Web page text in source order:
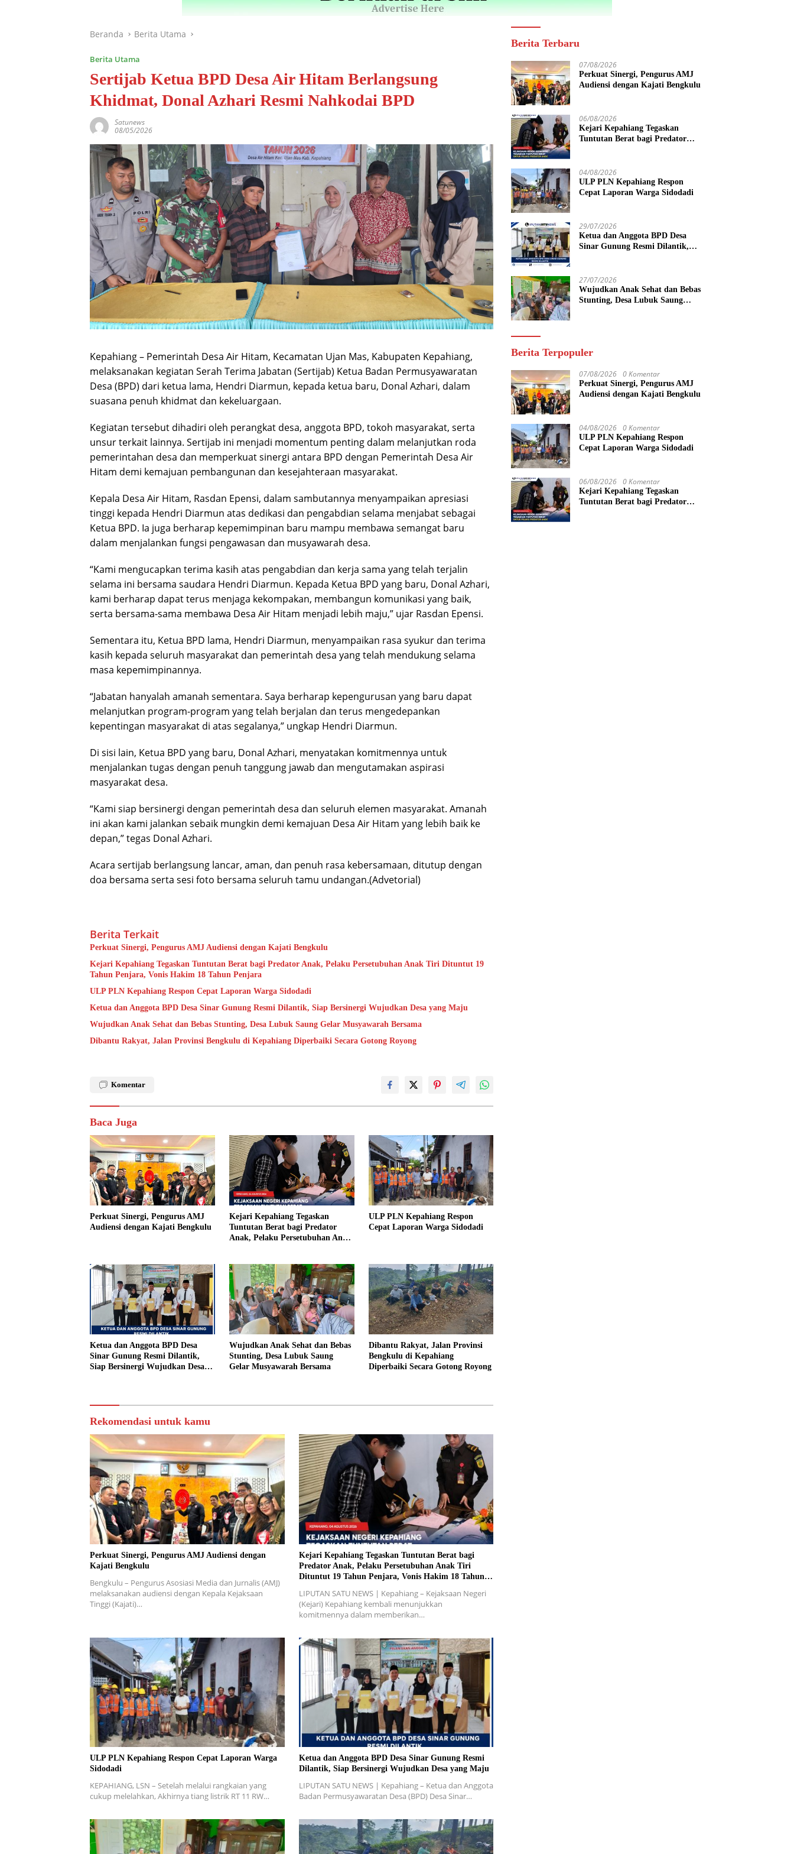
Beranda Berita Utama
Berita Utama
Sertijab Ketua BPD Desa Air Hitam Berlangsung
Khidmat, Donal Azhari Resmi Nahkodai BPD
Satunews
08/05/2026
Kepahiang – Pemerintah Desa Air Hitam, Kecamatan Ujan Mas, Kabupaten Kepahiang,
melaksanakan kegiatan Serah Terima Jabatan (Sertijab) Ketua Badan Permusyawaratan
Desa (BPD) dari ketua lama, Hendri Diarmun, kepada ketua baru, Donal Azhari, dalam
suasana penuh khidmat dan kekeluargaan.
Kegiatan tersebut dihadiri oleh perangkat desa, anggota BPD, tokoh masyarakat, serta
unsur terkait lainnya. Sertijab ini menjadi momentum penting dalam melanjutkan roda
pemerintahan desa dan memperkuat sinergi antara BPD dengan Pemerintah Desa Air
Hitam demi kemajuan pembangunan dan kesejahteraan masyarakat.
Kepala Desa Air Hitam, Rasdan Epensi, dalam sambutannya menyampaikan apresiasi
tinggi kepada Hendri Diarmun atas dedikasi dan pengabdian selama menjabat sebagai
Ketua BPD. Ia juga berharap kepemimpinan baru mampu membawa semangat baru
dalam menjalankan fungsi pengawasan dan musyawarah desa.
“Kami mengucapkan terima kasih atas pengabdian dan kerja sama yang telah terjalin
selama ini bersama saudara Hendri Diarmun. Kepada Ketua BPD yang baru, Donal Azhari,
kami berharap dapat terus menjaga kekompakan, membangun komunikasi yang baik,
serta bersama-sama membawa Desa Air Hitam menjadi lebih maju,” ujar Rasdan Epensi.
Sementara itu, Ketua BPD lama, Hendri Diarmun, menyampaikan rasa syukur dan terima
kasih kepada seluruh masyarakat dan pemerintah desa yang telah mendukung selama
masa kepemimpinannya.
“Jabatan hanyalah amanah sementara. Saya berharap kepengurusan yang baru dapat
melanjutkan program-program yang telah berjalan dan terus mengedepankan
kepentingan masyarakat di atas segalanya,” ungkap Hendri Diarmun.
Di sisi lain, Ketua BPD yang baru, Donal Azhari, menyatakan komitmennya untuk
menjalankan tugas dengan penuh tanggung jawab dan mengutamakan aspirasi
masyarakat desa.
“Kami siap bersinergi dengan pemerintah desa dan seluruh elemen masyarakat. Amanah
ini akan kami jalankan sebaik mungkin demi kemajuan Desa Air Hitam yang lebih baik ke
depan,” tegas Donal Azhari.
Acara sertijab berlangsung lancar, aman, dan penuh rasa kebersamaan, ditutup dengan
doa bersama serta sesi foto bersama seluruh tamu undangan.(Advetorial)
Berita Terkait
Perkuat Sinergi, Pengurus AMJ Audiensi dengan Kajati Bengkulu
Kejari Kepahiang Tegaskan Tuntutan Berat bagi Predator Anak, Pelaku Persetubuhan Anak Tiri Dituntut 19
Tahun Penjara, Vonis Hakim 18 Tahun Penjara
ULP PLN Kepahiang Respon Cepat Laporan Warga Sidodadi
Ketua dan Anggota BPD Desa Sinar Gunung Resmi Dilantik, Siap Bersinergi Wujudkan Desa yang Maju
Wujudkan Anak Sehat dan Bebas Stunting, Desa Lubuk Saung Gelar Musyawarah Bersama
Dibantu Rakyat, Jalan Provinsi Bengkulu di Kepahiang Diperbaiki Secara Gotong Royong
Komentar
Baca Juga
Perkuat Sinergi, Pengurus AMJ
Audiensi dengan Kajati Bengkulu
Kejari Kepahiang Tegaskan
Tuntutan Berat bagi Predator
Anak, Pelaku Persetubuhan Anak
ULP PLN Kepahiang Respon
Cepat Laporan Warga Sidodadi
Ketua dan Anggota BPD Desa
Sinar Gunung Resmi Dilantik,
Siap Bersinergi Wujudkan Desa
Wujudkan Anak Sehat dan Bebas
Stunting, Desa Lubuk Saung
Gelar Musyawarah Bersama
Dibantu Rakyat, Jalan Provinsi
Bengkulu di Kepahiang
Diperbaiki Secara Gotong Royong
Rekomendasi untuk kamu
Perkuat Sinergi, Pengurus AMJ Audiensi dengan
Kajati Bengkulu
Bengkulu – Pengurus Asosiasi Media dan Jurnalis (AMJ)
melaksanakan audiensi dengan Kepala Kejaksaan
Tinggi (Kajati)…
Kejari Kepahiang Tegaskan Tuntutan Berat bagi
Predator Anak, Pelaku Persetubuhan Anak Tiri
Dituntut 19 Tahun Penjara, Vonis Hakim 18 Tahun
LIPUTAN SATU NEWS | Kepahiang – Kejaksaan Negeri
(Kejari) Kepahiang kembali menunjukkan
komitmennya dalam memberikan…
ULP PLN Kepahiang Respon Cepat Laporan Warga
Sidodadi
KEPAHIANG, LSN – Setelah melalui rangkaian yang
cukup melelahkan, Akhirnya tiang listrik RT 11 RW…
Ketua dan Anggota BPD Desa Sinar Gunung Resmi
Dilantik, Siap Bersinergi Wujudkan Desa yang Maju
LIPUTAN SATU NEWS | Kepahiang – Ketua dan Anggota
Badan Permusyawaratan Desa (BPD) Desa Sinar…
Berita Terbaru
07/08/2026
Perkuat Sinergi, Pengurus AMJ
Audiensi dengan Kajati Bengkulu
06/08/2026
Kejari Kepahiang Tegaskan
Tuntutan Berat bagi Predator
Vonis Hakim 18 Tahun Penjara
04/08/2026
ULP PLN Kepahiang Respon
Cepat Laporan Warga Sidodadi
29/07/2026
Ketua dan Anggota BPD Desa
Sinar Gunung Resmi Dilantik,
27/07/2026
Wujudkan Anak Sehat dan Bebas
Stunting, Desa Lubuk Saung
Berita Terpopuler
07/08/2026 0 Komentar
Perkuat Sinergi, Pengurus AMJ
Audiensi dengan Kajati Bengkulu
04/08/2026 0 Komentar
ULP PLN Kepahiang Respon
Cepat Laporan Warga Sidodadi
06/08/2026 0 Komentar
Kejari Kepahiang Tegaskan
Tuntutan Berat bagi Predator